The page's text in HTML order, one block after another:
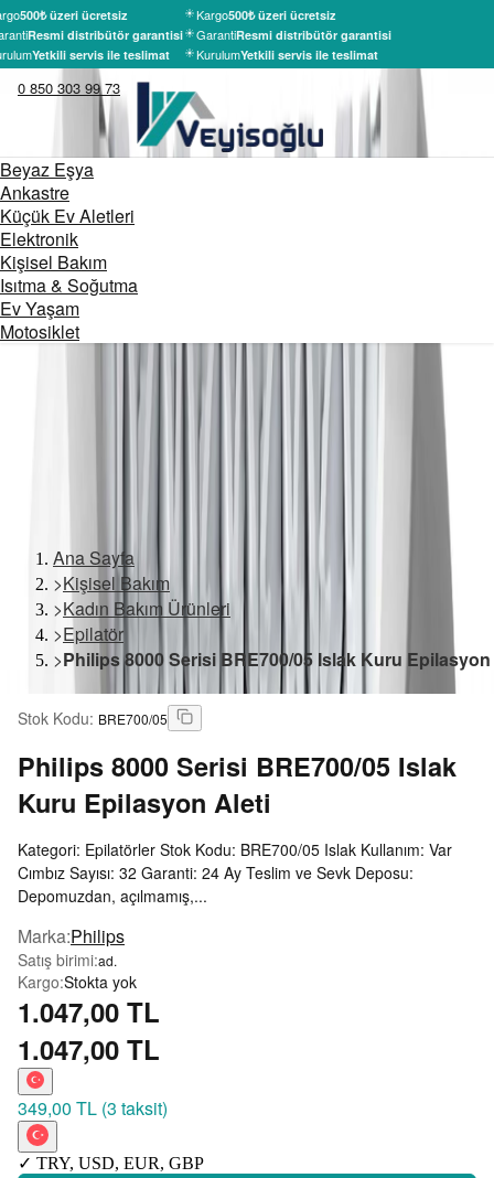
500₺ üzeri ücretsiz
Resmi distribütör garantisi
Yetkili servis ile teslimat
Kargo500₺ üzeri ücretsiz
GarantiResmi distribütör garantisi
KurulumYetkili servis ile teslimat
0 850 303 99 73
Beyaz Eşya
Ankastre
Küçük Ev Aletleri
Elektronik
Kişisel Bakım
Isıtma & Soğutma
Ev Yaşam
Motosiklet
Ana Sayfa
>Kişisel Bakım
>Kadın Bakım Ürünleri
>Epilatör
>Philips 8000 Serisi BRE700/05 Islak Kuru
Stok Kodu: BRE700/05
Philips 8000 Serisi BRE700/05 Islak
Kuru Epilasyon Aleti
Kategori: Epilatörler Stok Kodu: BRE700/05 Islak Kullanım: Var
Cımbız Sayısı: 32 Garanti: 24 Ay Teslim ve Sevk Deposu:
Depomuzdan, açılmamış,...
Marka:Philips
Satış birimi:ad.
Kargo:Stokta yok
1.047,00 TL
1.047,00 TL
349,00 TL (3 taksit)
✓ TRY, USD, EUR, GBP